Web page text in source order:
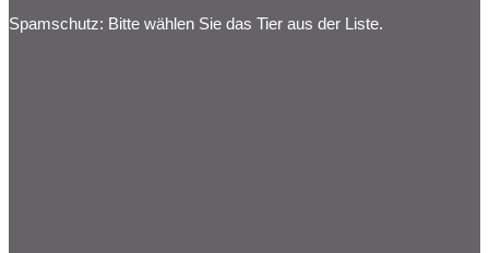
Spamschutz: Bitte wählen Sie das Tier aus der Liste.